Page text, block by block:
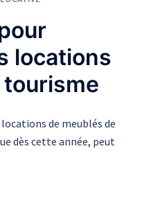
locations
de meublés de
dès cette année, peut